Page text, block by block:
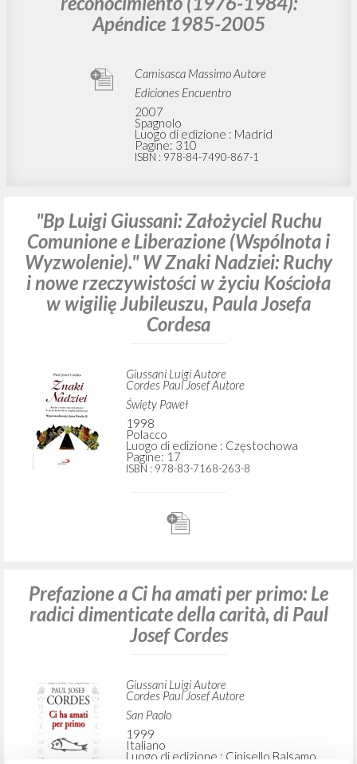
Giussani Luigi Autore
1998
Italiano
Luogo di edizione : Cinisello Balsamo
Pagine: 17
ISBN: 88-215-3722-6
BIBLIOGRAFIA SECONDARIA
Comunión y Liberación: El
reconocimiento (1976-1984):
Apéndice 1985-2005
Ediciones Encuentro
2007
Spagnolo
Luogo di edizione : Madrid
Pagine: 310
ISBN: 978-84-7490-867-1
"Bp Luigi Giussani: Założyciel Ruchu
Comunione e Liberazione (Wspólnota i
w wigilię Jubileuszu, Paula Josefa
Cordesa
Święty Paweł
1998
Luogo di edizione : Częstochowa
Pagine: 17
ISBN: 978-83-7168-263-8